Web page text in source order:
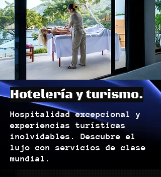
Hotelería y turismo.
Hospitalidad excepcional y
experiencias turísticas
inolvidables. Descubre el
lujo con servicios de clase
mundial.